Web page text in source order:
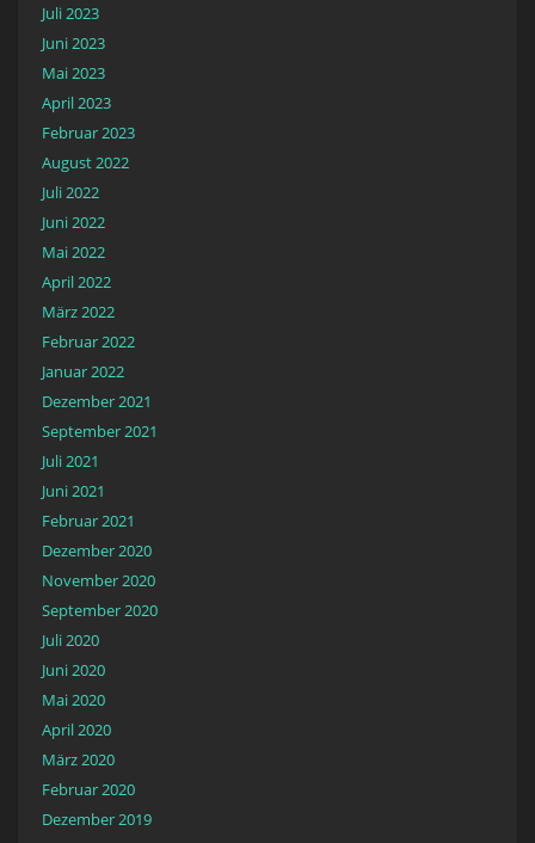
Juli 2023
Juni 2023
Mai 2023
April 2023
Februar 2023
August 2022
Juli 2022
Juni 2022
Mai 2022
April 2022
März 2022
Februar 2022
Januar 2022
Dezember 2021
September 2021
Juli 2021
Juni 2021
Februar 2021
Dezember 2020
November 2020
September 2020
Juli 2020
Juni 2020
Mai 2020
April 2020
März 2020
Februar 2020
Dezember 2019